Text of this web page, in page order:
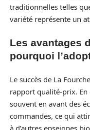
traditionnelles telles
variété représente un
Les avantages
pourquoi
Le succès de La
rapport qualité-prix.
souvent en avant des
commandes, ce qui
à d’autres enseignes